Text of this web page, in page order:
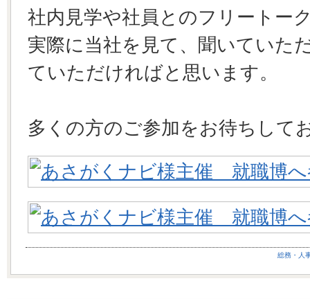
社内見学や社員とのフリートー
実際に当社を見て、聞いていた
ていただければと思います。
多くの方のご参加をお待ちして
総務・人